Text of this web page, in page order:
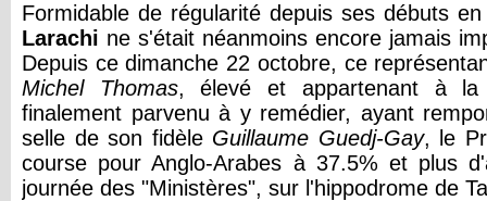
Formidable de régularité depuis ses débuts
Larachi ne s'était néanmoins encore jamais
Depuis ce dimanche 22 octobre, ce
Michel Thomas, élevé et appartenant à
finalement parvenu à y remédier, ayant
selle de son fidèle Guillaume Guedj-Gay, le
course pour Anglo-Arabes à 37.5% et plus
journée des "Ministères", sur l'hippodrome de